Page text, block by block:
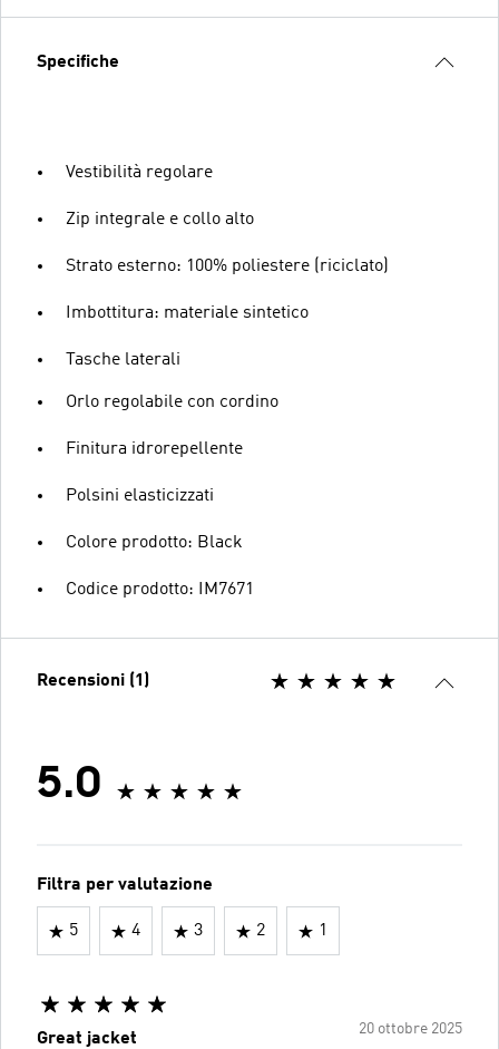
Specifiche
Vestibilità regolare
Zip integrale e collo alto
Strato esterno: 100% poliestere (riciclato)
Imbottitura: materiale sintetico
Tasche laterali
Orlo regolabile con cordino
Finitura idrorepellente
Polsini elasticizzati
Colore prodotto: Black
Codice prodotto: IM7671
Recensioni (1)
5.0
Filtra per valutazione
5 4 3 2 1
20 ottobre 2025
Great jacket